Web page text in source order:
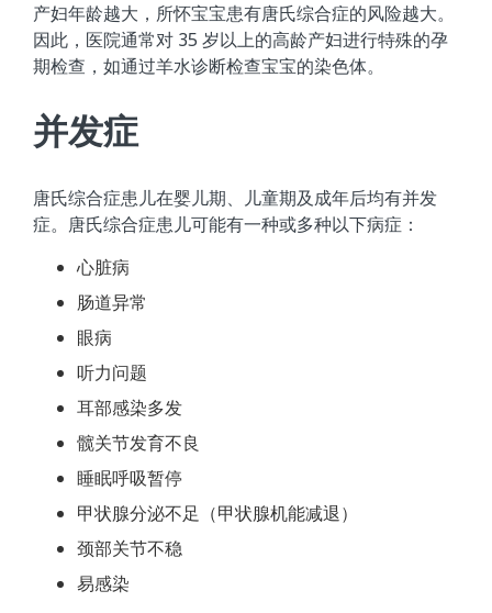
产妇年龄越大，所怀宝宝患有唐氏综合症的风险越大。
因此，医院通常对 35 岁以上的高龄产妇进行特殊的孕
期检查，如通过羊水诊断检查宝宝的染色体。
并发症
唐氏综合症患儿在婴儿期、儿童期及成年后均有并发
症。唐氏综合症患儿可能有一种或多种以下病症：
心脏病
肠道异常
眼病
听力问题
耳部感染多发
髋关节发育不良
睡眠呼吸暂停
甲状腺分泌不足（甲状腺机能减退）
颈部关节不稳
易感染